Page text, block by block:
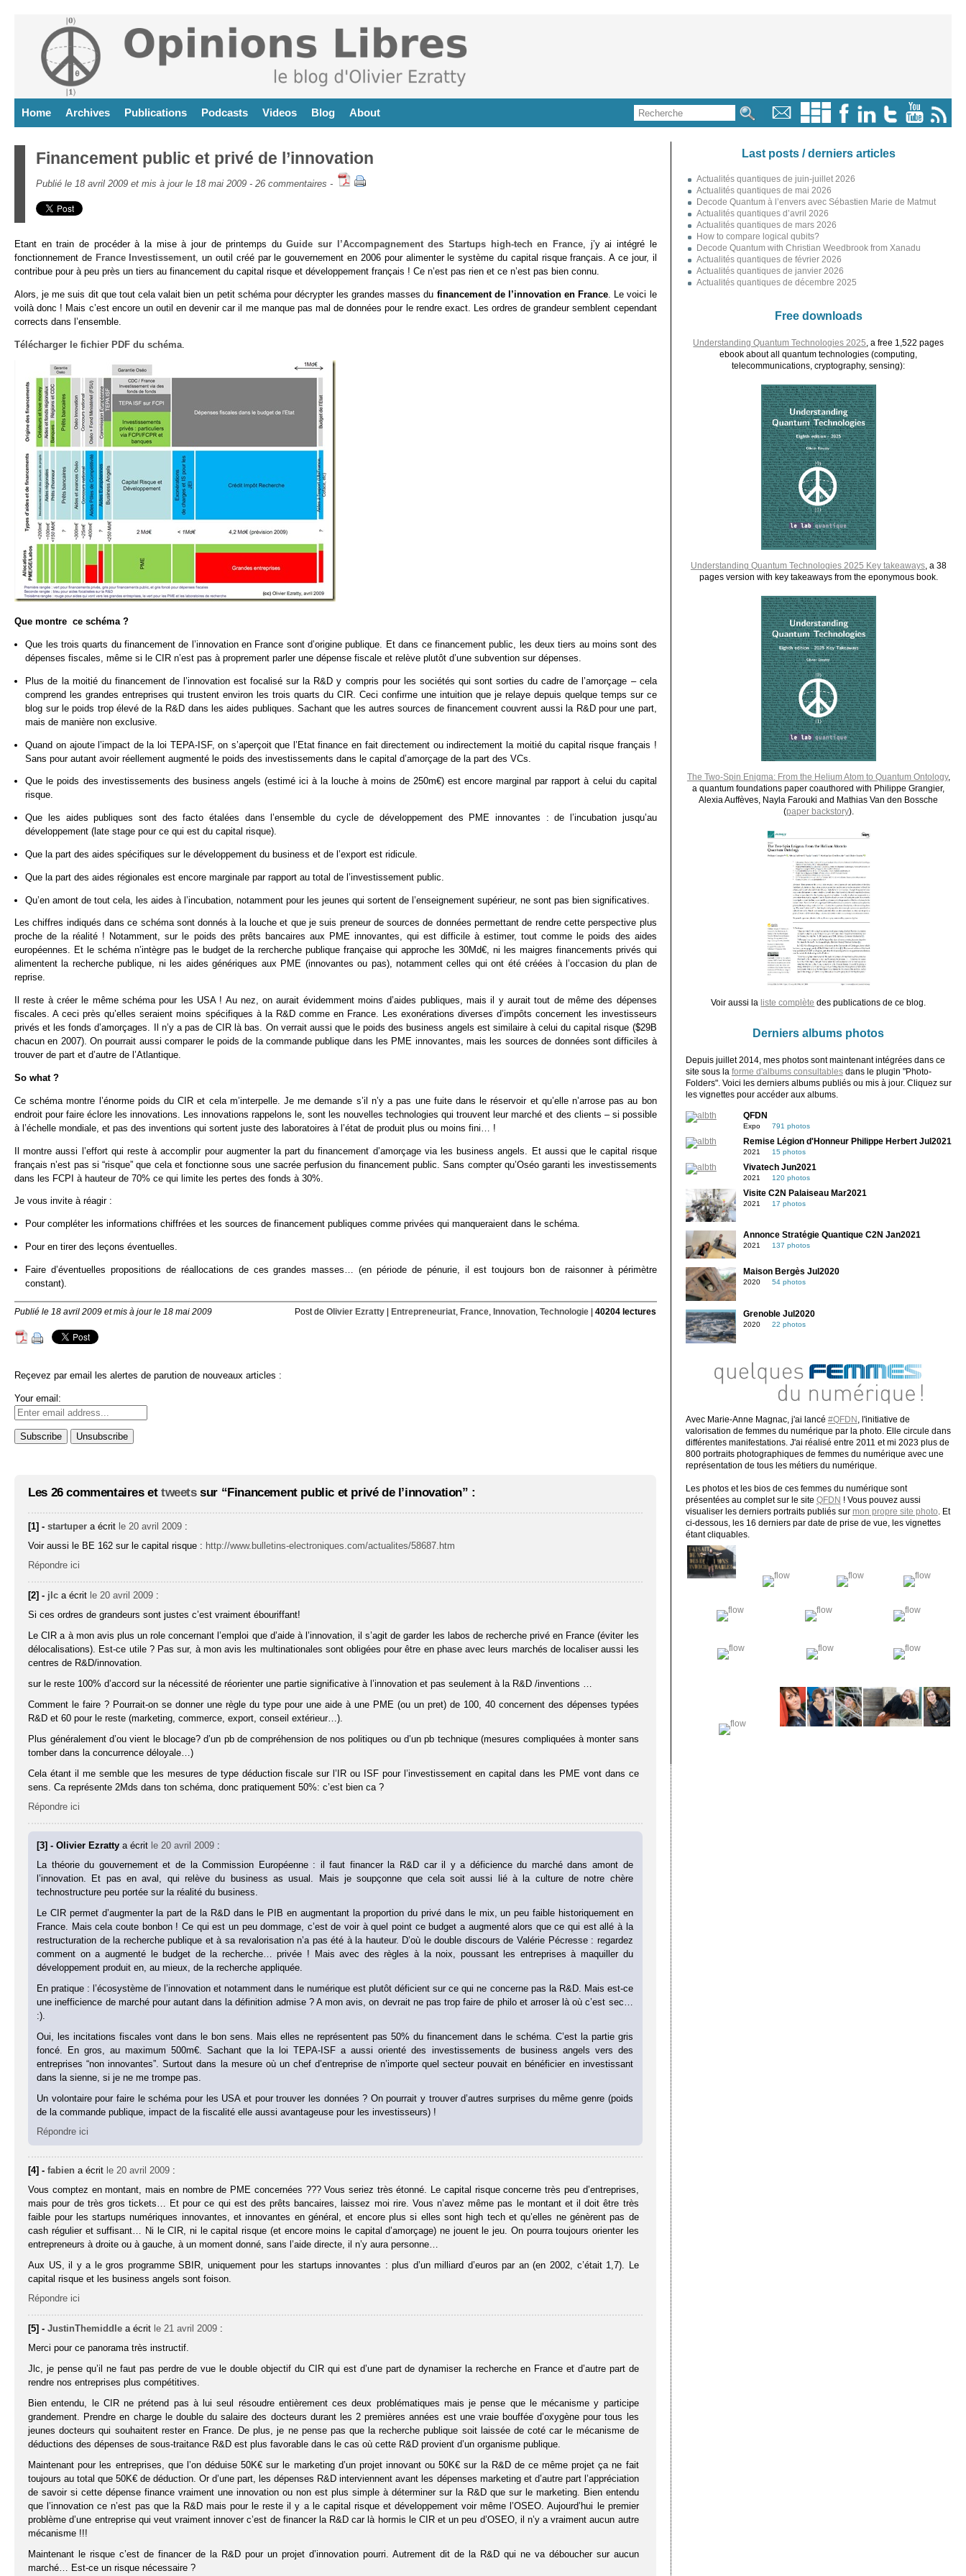
Home Archives Publications Podcasts Videos Blog About
Financement public et privé de l’innovation
Publié le 18 avril 2009 et mis à jour le 18 mai 2009 - 26 commentaires -
Etant en train de procéder à la mise à jour de printemps duGuide sur l’Accompagnement des Startups high-tech en France, j’y ai intégré le
fonctionnement de France Investissement, un outil créé par le gouvernement en 2006 pour alimenter le système du capital risque français. A ce jour, il
contribue pour à peu près un tiers au financement du capital risque et développement français ! Ce n’est pas rien et ce n’est pas bien connu.
Alors, je me suis dit que tout cela valait bien un petit schéma pour décrypter les grandes masses du financement de l’innovation en France . Le voici le
voilà donc ! Mais c’est encore un outil en devenir car il me manque pas mal de données pour le rendre exact. Les ordres de grandeur semblent cependant
corrects dans l’ensemble.
Télécharger le fichier PDF du schéma
Que montre ce schéma ?
Que les trois quarts du financement de l’innovation en France sont d’origine publique. Et dans ce financement public, les deux tiers au moins sont des
dépenses fiscales, même si le CIR n’est pas à proprement parler une dépense fiscale et relève plutôt d’une subvention sur dépenses.
Plus de la moitié du financement de l’innovation est focalisé sur la R&D y compris pour les sociétés qui sont sorties du cadre de l’amorçage – cela
comprend les grandes entreprises qui trustent environ les trois quarts du CIR. Ceci confirme une intuition que je relaye depuis quelque temps sur ce
blog sur le poids trop élevé de la R&D dans les aides publiques. Sachant que les autres sources de financement couvrent aussi la R&D pour une part,
mais de manière non exclusive.
Quand on ajoute l’impact de la loi TEPA-ISF, on s’aperçoit que l’Etat finance en fait directement ou indirectement la moitié du capital risque français !
Sans pour autant avoir réellement augmenté le poids des investissements dans le capital d’amorçage de la part des VCs.
Que le poids des investissements des business angels (estimé ici à la louche à moins de 250m€) est encore marginal par rapport à celui du capital
risque.
Que les aides publiques sont des facto étalées dans l’ensemble du cycle de développement des PME innovantes : de l’incubation jusqu’au
développement (late stage pour ce qui est du capital risque).
Que la part des aides spécifiques sur le développement du business et de l’export est ridicule.
Que la part des aides régionales est encore marginale par rapport au total de l’investissement public.
Qu’en amont de tout cela, les aides à l’incubation, notamment pour les jeunes qui sortent de l’enseignement supérieur, ne sont pas bien significatives.
Les chiffres indiqués dans ce schéma sont donnés à la louche et que je suis preneur de sources de données permettant de rendre cette perspective plus
proche de la réalité ! Notamment, sur le poids des prêts bancaires aux PME innovantes, qui est difficile à estimer, tout comme le poids des aides
européennes. Et le schéma n’intègre pas le budget de la rercherche publique française qui approche les 30Md€, ni les maigres financements privés qui
alimentent la recherche publique, ni les aides génériques aux PME (innovantes ou pas), notamment celles qui ont été créées à l’occasion du plan de
reprise.
Il reste à créer le même schéma pour les USA ! Au nez, on aurait évidemment moins d’aides publiques, mais il y aurait tout de même des dépenses
fiscales. A ceci près qu’elles seraient moins spécifiques à la R&D comme en France. Les exonérations diverses d’impôts concernent les investisseurs
privés et les fonds d’amorçages. Il n’y a pas de CIR là bas. On verrait aussi que le poids des business angels est similaire à celui du capital risque ($29B
chacun en 2007). On pourrait aussi comparer le poids de la commande publique dans les PME innovantes, mais les sources de données sont difficiles à
trouver de part et d’autre de l’Atlantique.
So what ?
Ce schéma montre l’énorme poids du CIR et cela m’interpelle. Je me demande s’il n’y a pas une fuite dans le réservoir et qu’elle n’arrose pas au bon
endroit pour faire éclore les innovations. Les innovations rappelons le, sont les nouvelles technologies qui trouvent leur marché et des clients – si possible
à l’échelle mondiale, et pas des inventions qui sortent juste des laboratoires à l’état de produit plus ou moins fini… !
Il montre aussi l’effort qui reste à accomplir pour augmenter la part du financement d’amorçage via les business angels. Et aussi que le capital risque
français n’est pas si “risque” que cela et fonctionne sous une sacrée perfusion du financement public. Sans compter qu’Oséo garanti les investissements
dans les FCPI à hauteur de 70% ce qui limite les pertes des fonds à 30%.
Je vous invite à réagir :
Pour compléter les informations chiffrées et les sources de financement publiques comme privées qui manqueraient dans le schéma.
Pour en tirer des leçons éventuelles.
Faire d’éventuelles propositions de réallocations de ces grandes masses… (en période de pénurie, il est toujours bon de raisonner à périmètre
constant).
Publié le 18 avril 2009 et mis à jour le 18 mai 2009 Post de Olivier Ezratty| Entrepreneuriat, France, Innovation, Technologie| 40204 lectures
Reçevez par email les alertes de parution de nouveaux articles :
Your email:
Les 26 commentaires et tweetssur “Financement public et privé de l’innovation” :
[1] -startuper a écrit le 20 avril 2009 :
Voir aussi le BE 162 sur le capital risque : http://www.bulletins-electroniques.com/actualites/58687.htm
Répondre ici
[2] - jlc a écrit le 20 avril 2009 :
Si ces ordres de grandeurs sont justes c’est vraiment ébouriffant!
Le CIR a à mon avis plus un role concernant l’emploi que d’aide à l’innovation, il s’agit de garder les labos de recherche privé en France (éviter les
délocalisations). Est-ce utile ? Pas sur, à mon avis les multinationales sont obligées pour être en phase avec leurs marchés de localiser aussi les
centres de R&D/innovation.
sur le reste 100% d’accord sur la nécessité de réorienter une partie significative à l’innovation et pas seulement à la R&D /inventions …
Comment le faire ? Pourrait-on se donner une règle du type pour une aide à une PME (ou un pret) de 100, 40 concernent des dépenses typées
R&D et 60 pour le reste (marketing, commerce, export, conseil extérieur…).
Plus généralement d’ou vient le blocage? d’un pb de compréhension de nos politiques ou d’un pb technique (mesures compliquées à monter sans
tomber dans la concurrence déloyale…)
Cela étant il me semble que les mesures de type déduction fiscale sur l’IR ou ISF pour l’investissement en capital dans les PME vont dans ce
sens. Ca représente 2Mds dans ton schéma, donc pratiquement 50%: c’est bien ca ?
Répondre ici
[3] - Olivier Ezrattya écrit le 20 avril 2009 :
La théorie du gouvernement et de la Commission Européenne : il faut financer la R&D car il y a déficience du marché dans amont de
l’innovation. Et pas en aval, qui relève du business as usual. Mais je soupçonne que cela soit aussi lié à la culture de notre chère
technostructure peu portée sur la réalité du business.
Le CIR permet d’augmenter la part de la R&D dans le PIB en augmentant la proportion du privé dans le mix, un peu faible historiquement en
France. Mais cela coute bonbon ! Ce qui est un peu dommage, c’est de voir à quel point ce budget a augmenté alors que ce qui est allé à la
restructuration de la recherche publique et à sa revalorisation n’a pas été à la hauteur. D’où le double discours de Valérie Pécresse : regardez
comment on a augmenté le budget de la recherche… privée ! Mais avec des règles à la noix, poussant les entreprises à maquiller du
développement produit en, au mieux, de la recherche appliquée.
En pratique : l’écosystème de l’innovation et notamment dans le numérique est plutôt déficient sur ce qui ne concerne pas la R&D. Mais est-ce
une inefficience de marché pour autant dans la définition admise ? A mon avis, on devrait ne pas trop faire de philo et arroser là où c’est sec…
:).
Oui, les incitations fiscales vont dans le bon sens. Mais elles ne représentent pas 50% du financement dans le schéma. C’est la partie gris
foncé. En gros, au maximum 500m€. Sachant que la loi TEPA-ISF a aussi orienté des investissements de business angels vers des
entreprises “non innovantes”. Surtout dans la mesure où un chef d’entreprise de n’importe quel secteur pouvait en bénéficier en investissant
dans la sienne, si je ne me trompe pas.
Un volontaire pour faire le schéma pour les USA et pour trouver les données ? On pourrait y trouver d’autres surprises du même genre (poids
de la commande publique, impact de la fiscalité elle aussi avantageuse pour les investisseurs) !
Répondre ici
[4] -fabien a écrit le 20 avril 2009 :
Vous comptez en montant, mais en nombre de PME concernées ??? Vous seriez très étonné. Le capital risque concerne très peu d’entreprises,
mais pour de très gros tickets… Et pour ce qui est des prêts bancaires, laissez moi rire. Vous n’avez même pas le montant et il doit être très
faible pour les startups numériques innovantes, et innovantes en général, et encore plus si elles sont high tech et qu’elles ne génèrent pas de
cash régulier et suffisant… Ni le CIR, ni le capital risque (et encore moins le capital d’amorçage) ne jouent le jeu. On pourra toujours orienter les
entrepreneurs à droite ou à gauche, à un moment donné, sans l’aide directe, il n’y aura personne…
Aux US, il y a le gros programme SBIR, uniquement pour les startups innovantes : plus d’un milliard d’euros par an (en 2002, c’était 1,7). Le
capital risque et les business angels sont foison.
Répondre ici
[5] -JustinThemiddle a écrit le 21 avril 2009 :
Merci pour ce panorama très instructif.
Jlc, je pense qu’il ne faut pas perdre de vue le double objectif du CIR qui est d’une part de dynamiser la recherche en France et d’autre part de
rendre nos entreprises plus compétitives.
Bien entendu, le CIR ne prétend pas à lui seul résoudre entièrement ces deux problématiques mais je pense que le mécanisme y participe
grandement. Prendre en charge le double du salaire des docteurs durant les 2 premières années est une vraie bouffée d’oxygène pour tous les
jeunes docteurs qui souhaitent rester en France. De plus, je ne pense pas que la recherche publique soit laissée de coté car le mécanisme de
déductions des dépenses de sous-traitance R&D est plus favorable dans le cas où cette R&D provient d’un organisme publique.
Maintenant pour les entreprises, que l’on déduise 50K€ sur le marketing d’un projet innovant ou 50K€ sur la R&D de ce même projet ça ne fait
toujours au total que 50K€ de déduction. Or d’une part, les dépenses R&D interviennent avant les dépenses marketing et d’autre part l’appréciation
de savoir si cette dépense finance vraiment une innovation ou non est plus simple à déterminer sur la R&D que sur le marketing. Bien entendu
que l’innovation ce n’est pas que la R&D mais pour le reste il y a le capital risque et développement voir même l’OSEO. Aujourd’hui le premier
problème d’une entreprise qui veut vraiment innover c’est de financer la R&D car là hormis le CIR et un peu d’OSEO, il n’y a vraiment aucun autre
mécanisme !!!
Maintenant le risque c’est de financer de la R&D pour un projet d’innovation pourri. Autrement dit de la R&D qui ne va déboucher sur aucun
marché… Est-ce un risque nécessaire ?
Last posts / derniers articles
Actualités quantiques de juin-juillet 2026
Actualités quantiques de mai 2026
Decode Quantum à l’envers avec Sébastien Marie de Matmut
Actualités quantiques d’avril 2026
Actualités quantiques de mars 2026
How to compare logical qubits?
Decode Quantum with Christian Weedbrook from Xanadu
Actualités quantiques de février 2026
Actualités quantiques de janvier 2026
Actualités quantiques de décembre 2025
Free downloads
Understanding Quantum Technologies 2025 , a free 1,522 pages
ebook about all quantum technologies (computing,
telecommunications, cryptography, sensing):
Understanding Quantum Technologies 2025 Key takeaways, a 38
pages version with key takeaways from the eponymous book.
The Two-Spin Enigma: From the Helium Atom to Quantum Ontology,
a quantum foundations paper coauthored with Philippe Grangier,
Alexia Auffèves, Nayla Farouki and Mathias Van den Bossche
(paper backstory).
Voir aussi la liste complète des publications de ce blog.
Derniers albums photos
Depuis juillet 2014, mes photos sont maintenant intégrées dans ce
site sous la forme d'albums consultablesdans le plugin "Photo-
Folders". Voici les derniers albums publiés ou mis à jour. Cliquez sur
les vignettes pour accéder aux albums.
QFDN
Expo 791 photos
Remise Légion d'Honneur Philippe Herbert Jul2021
2021 15 photos
Vivatech Jun2021
2021 120 photos
Visite C2N Palaiseau Mar2021
2021 17 photos
Annonce Stratégie Quantique C2N Jan2021
2021 137 photos
Maison Bergès Jul2020
2020 54 photos
Grenoble Jul2020
2020 22 photos
Avec Marie-Anne Magnac, j'ai lancé #QFDN
, l'initiative de
valorisation de femmes du numérique par la photo. Elle circule dans
différentes manifestations. J'ai réalisé entre 2011 et mi 2023 plus de
800 portraits photographiques de femmes du numérique avec une
représentation de tous les métiers du numérique.
Les photos et les bios de ces femmes du numérique sont
présentées au complet sur le site QFDN ! Vous pouvez aussi
visualiser les derniers portraits publiés sur mon propre site photo . Et
ci-dessous, les 16 derniers par date de prise de vue, les vignettes
étant cliquables.